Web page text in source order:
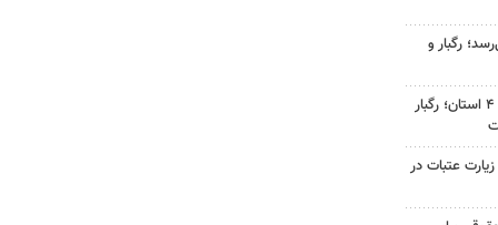
رگبار و
هشدار نارنجی هواشناسی برای ۴ استان؛ رگبار
زیارت عتبات در